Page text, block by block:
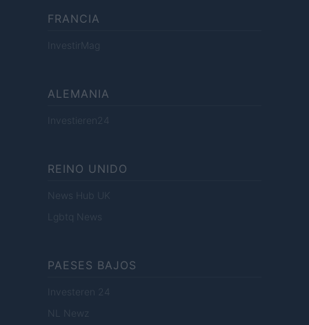
FRANCIA
InvestirMag
ALEMANIA
Investieren24
REINO UNIDO
News Hub UK
Lgbtq News
PAESES BAJOS
Investeren 24
NL Newz